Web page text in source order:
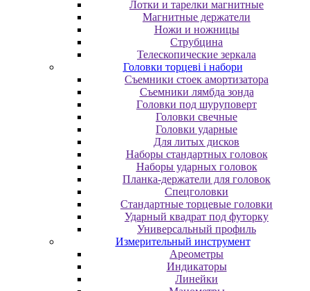
Лотки и тарелки магнитные
Магнитные держатели
Ножи и ножницы
Струбцина
Телескопические зеркала
Головки торцеві і набори
Cъeмники cтoeк aмopтизaтopa
Cъeмники лямбдa зoндa
Гoлoвки пoд шуpупoвepт
Головки свечные
Головки ударные
Для литых дисков
Наборы стандартных головок
Наборы ударных головок
Планка-держатели для головок
Спецголовки
Стандартные торцевые головки
Ударный квадрат под футорку
Универсальный профиль
Измерительный инструмент
Ареометры
Индикаторы
Линейки